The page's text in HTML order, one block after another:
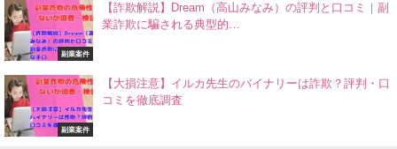
副業案件
【詐欺解説】Dream（高山みなみ）の評判と口コミ｜副
業詐欺に騙される典型的…
副業案件
【大損注意】イルカ先生のバイナリーは詐欺？評判・口
コミを徹底調査